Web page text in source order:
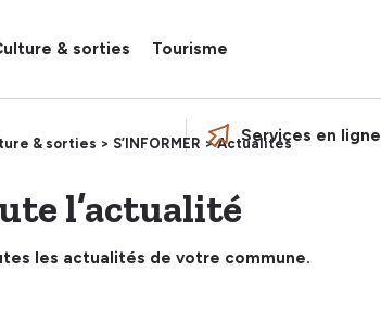
& sorties Tourisme
Services en ligne
& sorties > S’INFORMER >Actualités
l’actualité
les actualités de votre commune.